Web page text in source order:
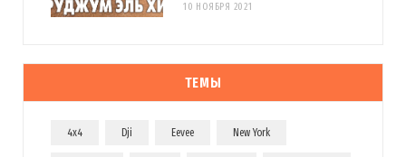
10 НОЯБРЯ 2021
ТЕМЫ
4x4 Dji Eevee New York